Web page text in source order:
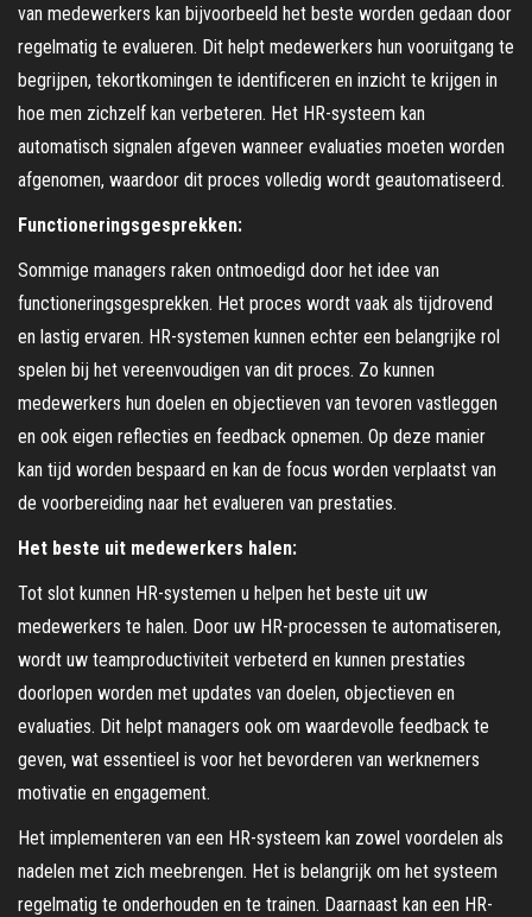
van medewerkers kan bijvoorbeeld het beste worden gedaan door
regelmatig te evalueren. Dit helpt medewerkers hun vooruitgang te
begrijpen, tekortkomingen te identificeren en inzicht te krijgen in
hoe men zichzelf kan verbeteren. Het HR-systeem kan
automatisch signalen afgeven wanneer evaluaties moeten worden
afgenomen, waardoor dit proces volledig wordt geautomatiseerd.
Functioneringsgesprekken:
Sommige managers raken ontmoedigd door het idee van
functioneringsgesprekken. Het proces wordt vaak als tijdrovend
en lastig ervaren. HR-systemen kunnen echter een belangrijke rol
spelen bij het vereenvoudigen van dit proces. Zo kunnen
medewerkers hun doelen en objectieven van tevoren vastleggen
en ook eigen reflecties en feedback opnemen. Op deze manier
kan tijd worden bespaard en kan de focus worden verplaatst van
de voorbereiding naar het evalueren van prestaties.
Het beste uit medewerkers halen:
Tot slot kunnen HR-systemen u helpen het beste uit uw
medewerkers te halen. Door uw HR-processen te automatiseren,
wordt uw teamproductiviteit verbeterd en kunnen prestaties
doorlopen worden met updates van doelen, objectieven en
evaluaties. Dit helpt managers ook om waardevolle feedback te
geven, wat essentieel is voor het bevorderen van werknemers
motivatie en engagement.
Het implementeren van een HR-systeem kan zowel voordelen als
nadelen met zich meebrengen. Het is belangrijk om het systeem
regelmatig te onderhouden en te trainen. Daarnaast kan een HR-